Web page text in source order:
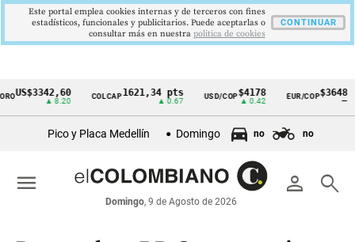
Cintillo
económicos
Colombia
▲ 8.20
COLCAP 1621,34 pts
▲ 0.67
USD/COP$4178
▲ 0.42
EUR/COP$3648
Pico y Placa Medellín Domingo no no
person search
Domingo, 9 de Agosto de 2026
menu
Este portal emplea cookies internas y de terceros con fines
estadísticos, funcionales y publicitarios. Puede aceptarlas o
consultar más en nuestra politica de cookies
CONTINUAR